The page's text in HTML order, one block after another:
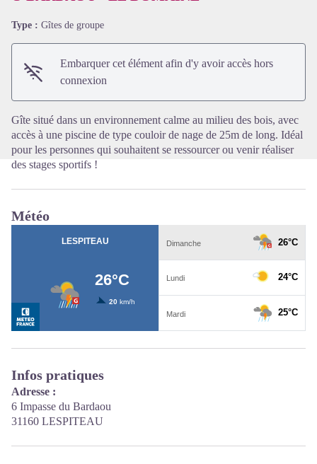
Voir l'image en plein écran
Type : Gîtes de groupe
Embarquer cet élément afin d'y avoir accès hors
connexion
Gîte situé dans un environnement calme au milieu des bois, avec
accès à une piscine de type couloir de nage de 25m de long. Idéal
pour les personnes qui souhaitent se ressourcer ou venir réaliser
des stages sportifs !
Météo
Infos pratiques
Adresse :
6 Impasse du Bardaou
31160 LESPITEAU